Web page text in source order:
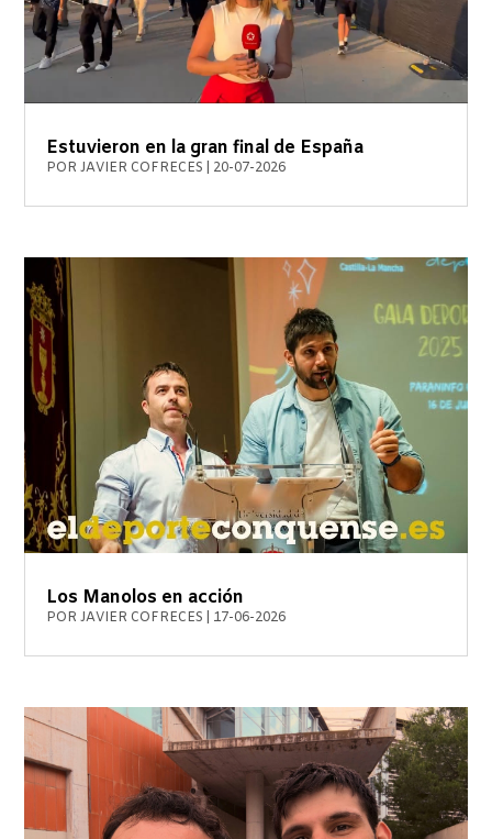
Estuvieron en la gran final de España
PORJAVIER COFRECES 20-07-2026
Los Manolos en acción
PORJAVIER COFRECES 17-06-2026